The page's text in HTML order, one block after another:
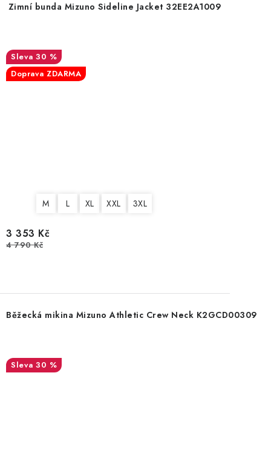
Zimní bunda Mizuno Sideline Jacket 32EE2A1009
30 %
Doprava ZDARMA
M L XL XXL 3XL
3 353 Kč
4 790 Kč
Běžecká mikina Mizuno Athletic Crew Neck K2GCD00309
30 %